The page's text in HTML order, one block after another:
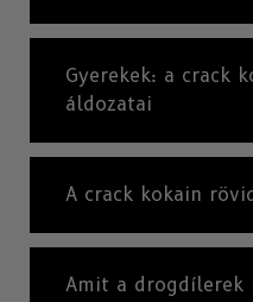
Gyerekek: a crack
áldozatai
A crack kokain
Amit a drogdílerek